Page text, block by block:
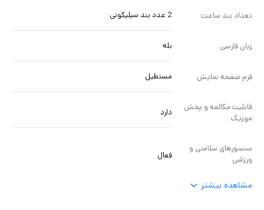
تعداد بند ساعت 2 عدد بند سیلیکونی
زبان فارسی بله
فرم صفحه نمایش مستطیل
قابلیت مکالمه و پخش
موزیک
دارد
سنسورهای سلامتی و
ورزشی
فعال
مشاهده بیشتر